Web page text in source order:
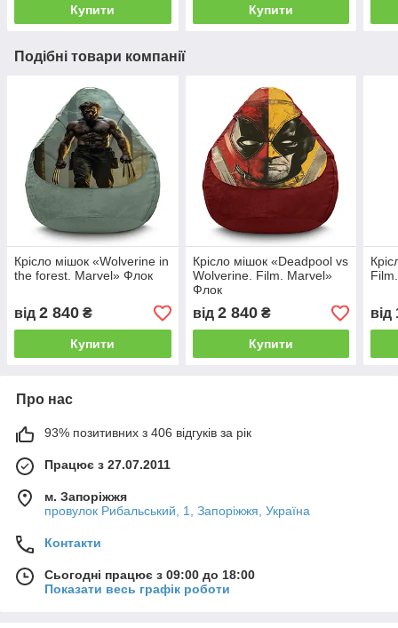
Купити Купити
Подібні товари компанії
Крісло мішок «Wolverine in
the forest. Marvel» Флок
від 2 840 ₴
Купити
Крісло мішок «Deadpool vs
Wolverine. Film. Marvel»
Флок
від 2 840₴
Купити
від
Про нас
93% позитивних з 406 відгуків за рік
Працює з 27.07.2011
м. Запоріжжя
провулок Рибальський, 1, Запоріжжя, Україна
Контакти
Сьогодні працює з 09:00 до 18:00
Показати весь графік роботи